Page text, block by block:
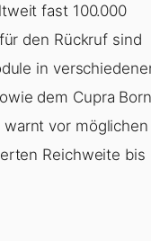
fast 100.000
den Rückruf sind
in
dem Cupra
vor möglichen
Reichweite bis